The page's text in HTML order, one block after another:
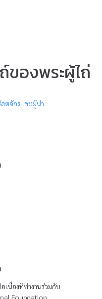
องพระผู้ไถ่
สตจักรและผู้นำ
เนื่องที่ทำงานร่วมกับ